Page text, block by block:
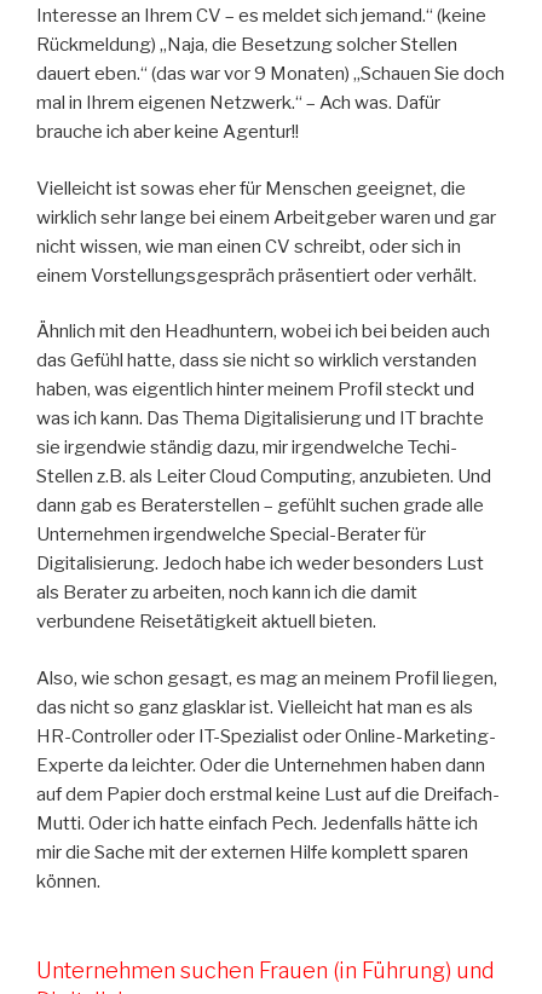
Interesse an Ihrem CV – es meldet sich jemand.“ (keine
Rückmeldung) „Naja, die Besetzung solcher Stellen
dauert eben.“ (das war vor 9 Monaten) „Schauen Sie doch
mal in Ihrem eigenen Netzwerk.“ – Ach was. Dafür
brauche ich aber keine Agentur!!
Vielleicht ist sowas eher für Menschen geeignet, die
wirklich sehr lange bei einem Arbeitgeber waren und gar
nicht wissen, wie man einen CV schreibt, oder sich in
einem Vorstellungsgespräch präsentiert oder verhält.
Ähnlich mit den Headhuntern, wobei ich bei beiden auch
das Gefühl hatte, dass sie nicht so wirklich verstanden
haben, was eigentlich hinter meinem Profil steckt und
was ich kann. Das Thema Digitalisierung und IT brachte
sie irgendwie ständig dazu, mir irgendwelche Techi-
Stellen z.B. als Leiter Cloud Computing, anzubieten. Und
dann gab es Beraterstellen – gefühlt suchen grade alle
Unternehmen irgendwelche Special-Berater für
Digitalisierung. Jedoch habe ich weder besonders Lust
als Berater zu arbeiten, noch kann ich die damit
verbundene Reisetätigkeit aktuell bieten.
Also, wie schon gesagt, es mag an meinem Profil liegen,
das nicht so ganz glasklar ist. Vielleicht hat man es als
HR-Controller oder IT-Spezialist oder Online-Marketing-
Experte da leichter. Oder die Unternehmen haben dann
auf dem Papier doch erstmal keine Lust auf die Dreifach-
Mutti. Oder ich hatte einfach Pech. Jedenfalls hätte ich
mir die Sache mit der externen Hilfe komplett sparen
können.
Unternehmen suchen Frauen (in Führung) und